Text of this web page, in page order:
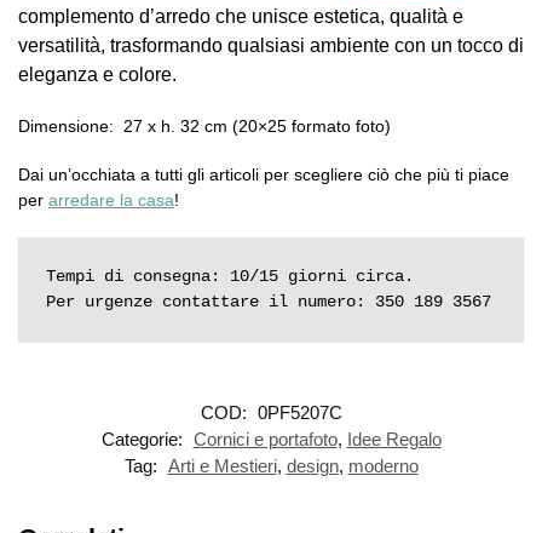
complemento d’arredo che unisce estetica, qualità e
versatilità, trasformando qualsiasi ambiente con un tocco di
eleganza e colore.
Dimensione: 27 x h. 32 cm (20×25 formato foto)
Dai un’occhiata a tutti gli articoli per scegliere ciò che più ti piace
per arredare la casa!
Tempi di consegna: 10/15 giorni circa.
Per urgenze contattare il numero: 350 189 3567
COD: 0PF5207C
Categorie: Cornici e portafoto, Idee Regalo
Tag: Arti e Mestieri, design, moderno